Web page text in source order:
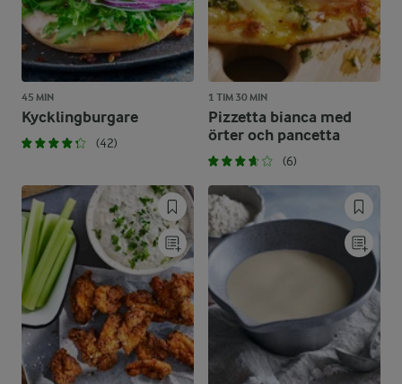
45 MIN
Kycklingburgare
(42)
1 TIM 30 MIN
Pizzetta bianca med
örter och pancetta
(6)